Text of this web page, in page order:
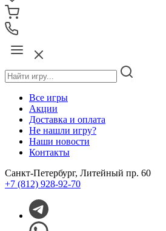
Все игры
Акции
Доставка и оплата
Не нашли игру?
Наши новости
Контакты
Санкт-Петербург, Литейный пр. 60
+7 (812) 928-92-70